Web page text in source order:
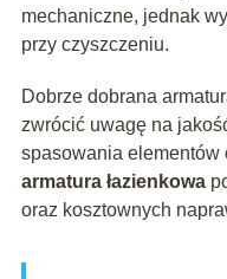
mechaniczne, jednak
przy czyszczeniu.
Dobrze dobrana
zwrócić uwagę na
spasowania elementów
armatura łazienkowa
oraz kosztownych